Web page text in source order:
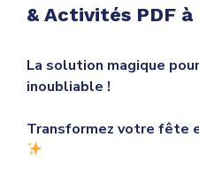
& Activités PDF
La solution magique
inoubliable !
Transformez votre fête